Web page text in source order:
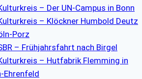
– Der UN-Campus in Bonn
– Klöckner Humbold Deutz
Porz
– Frühjahrsfahrt nach Birgel
– Hutfabrik Flemming in
Ehrenfeld